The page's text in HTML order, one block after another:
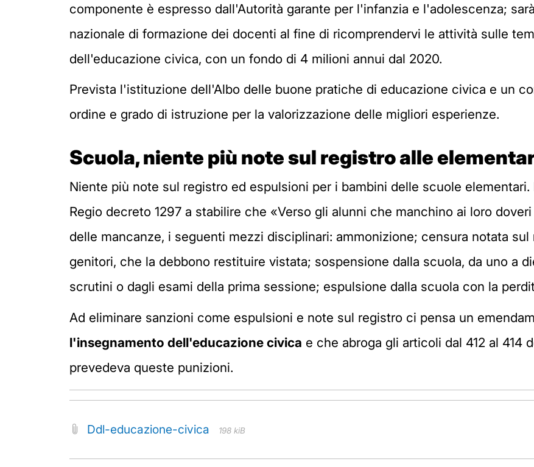
componente è espresso dall'Autorità garante per l'infanzia e l'adolescenza;
nazionale di formazione dei docenti al fine di ricomprendervi le attività sulle
dell'educazione civica, con un fondo di 4 milioni annui dal 2020.
Prevista l'istituzione dell'Albo delle buone pratiche di educazione civica e un
ordine e grado di istruzione per la valorizzazione delle migliori esperienze.
Scuola, niente più note sul registro alle
Niente più note sul registro ed espulsioni per i bambini delle scuole
Regio decreto 1297 a stabilire che «Verso gli alunni che manchino ai loro
delle mancanze, i seguenti mezzi disciplinari: ammonizione; censura notata
genitori, che la debbono restituire vistata; sospensione dalla scuola, da uno a
scrutini o dagli esami della prima sessione; espulsione dalla scuola con la
Ad eliminare sanzioni come espulsioni e note sul registro ci pensa un
l'insegnamento dell'educazione civica e che abroga gli articoli dal 412 al 414
prevedeva queste punizioni.
Ddl-educazione-civica 198 kiB